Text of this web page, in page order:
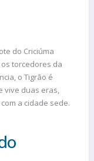
do Criciúma
torcedores da
o Tigrão é
vive duas eras,
a cidade sede.